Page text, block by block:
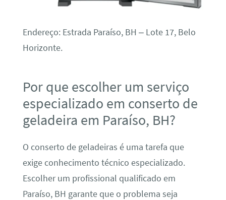
Endereço: Estrada Paraíso, BH – Lote 17, Belo
Horizonte.
Por que escolher um serviço
especializado em conserto de
geladeira em Paraíso, BH?
O conserto de geladeiras é uma tarefa que
exige conhecimento técnico especializado.
Escolher um profissional qualificado em
Paraíso, BH garante que o problema seja